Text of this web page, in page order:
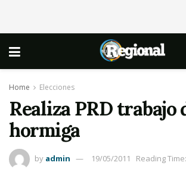
Home Elecciones
Realiza PRD trabajo
hormiga
by admin 19/05/2011 Reading